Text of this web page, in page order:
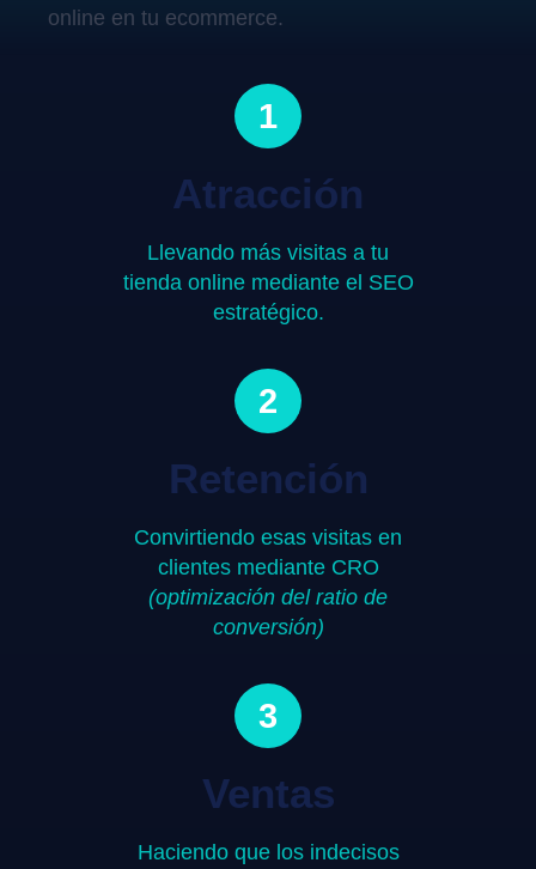
online en tu ecommerce.
1
Atracción
Llevando más visitas a tu
tienda online mediante el SEO
estratégico.
2
Retención
Convirtiendo esas visitas en
clientes mediante CRO
(optimización del ratio de
conversión)
3
Ventas
Haciendo que los indecisos